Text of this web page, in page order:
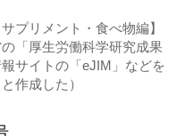
プリメント・食べ物編】
「厚生労働科学研究成果
サイトの「eJIM」などを
作成した）